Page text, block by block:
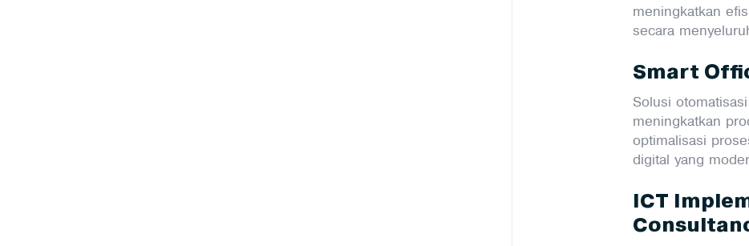
meningkatkan
secara
Smart
Solusi
meningkatkan
optimalisasi
digital yang
ICT